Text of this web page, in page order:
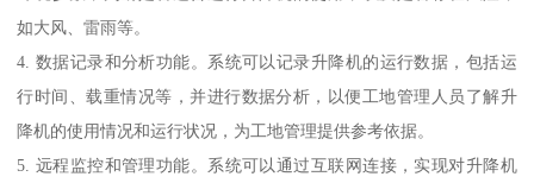
如大风、雷雨等。
4. 数据记录和分析功能。系统可以记录升降机的运行数据，包括运
行时间、载重情况等，并进行数据分析，以便工地管理人员了解升
降机的使用情况和运行状况，为工地管理提供参考依据。
5. 远程监控和管理功能。系统可以通过互联网连接，实现对升降机